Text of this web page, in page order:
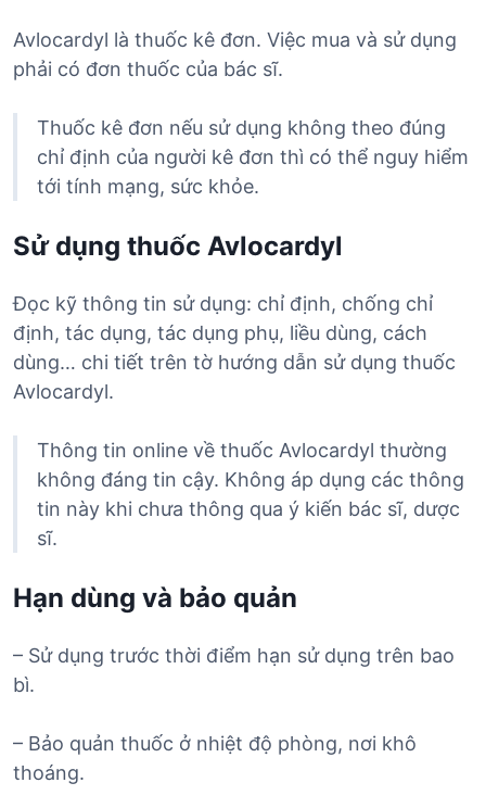
Avlocardyl là thuốc kê đơn. Việc mua và sử dụng
phải có đơn thuốc của bác sĩ.
Thuốc kê đơn nếu sử dụng không theo đúng
chỉ định của người kê đơn thì có thể nguy hiểm
tới tính mạng, sức khỏe.
Sử dụng thuốc Avlocardyl
Đọc kỹ thông tin sử dụng: chỉ định, chống chỉ
định, tác dụng, tác dụng phụ, liều dùng, cách
dùng… chi tiết trên tờ hướng dẫn sử dụng thuốc
Avlocardyl.
Thông tin online về thuốc Avlocardyl thường
không đáng tin cậy. Không áp dụng các thông
tin này khi chưa thông qua ý kiến bác sĩ, dược
sĩ.
Hạn dùng và bảo quản
– Sử dụng trước thời điểm hạn sử dụng trên bao
bì.
– Bảo quản thuốc ở nhiệt độ phòng, nơi khô
thoáng.